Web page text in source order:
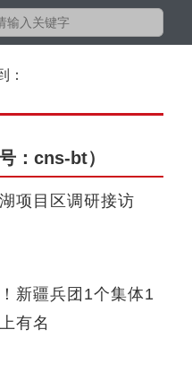
：
：cns-bt）
项目区调研接访
新疆兵团1个集体1
有名